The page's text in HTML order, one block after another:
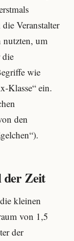
Veranstalter
nutzten, um
die
wie
Klasse“ ein.
den
der Zeit
kleinen
von 1,5
der